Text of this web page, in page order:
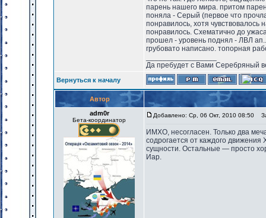
парень нашего мира. притом
поняла - Серый (первое что
понравилось, хотя
понравилось. Схематично до
прошел - уровень поднял - ЛВЛ
грубовато написано. топорная
Да пребудет с Вами Серебряный
Вернуться к началу
Автор
adm0r
Бета-координатор
Добавлено: Ср, 06 Окт, 2010 08:50
ИМХО, несогласен. Только два
содрогается от каждого
сущности. Остальные — просто
Иар.